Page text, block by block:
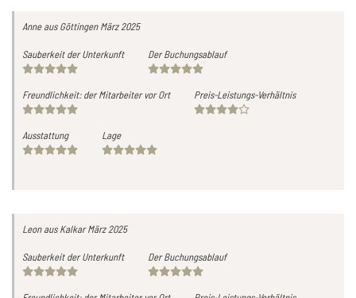
Anneaus Göttingen März 2025
Sauberkeit der Unterkunft Der Buchungsablauf
Freundlichkeit: der Mitarbeiter vor Ort Preis-Leistungs-Verhältnis
Ausstattung Lage
Leonaus Kalkar März 2025
Sauberkeit der Unterkunft Der Buchungsablauf